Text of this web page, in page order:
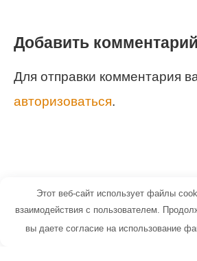
Добавить комментарий
Для отправки комментария
авторизоваться.
© 2026 Маленький Гений -
детей и их родителей
Этот веб-сайт использует файлы
взаимодействия с пользователем.
вы даете согласие на использование